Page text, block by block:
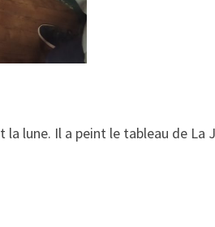
lune. Il a peint le tableau de La